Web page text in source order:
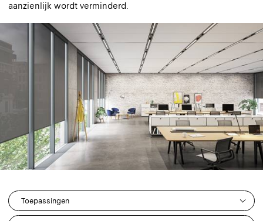
aanzienlijk wordt verminderd.
Toepassingen